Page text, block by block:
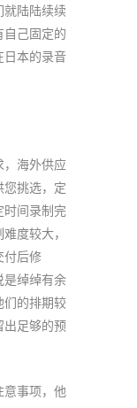
就陆陆续续
自己固定的
日本的录音
，海外供应
您挑选，定
时间录制完
度较大，
付后修
是绰绰有余
们的排期较
出足够的预
意事项，他